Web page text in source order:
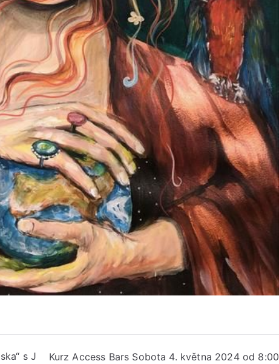
s J
Kurz Access Bars Sobota 4. května 2024 od 8:00